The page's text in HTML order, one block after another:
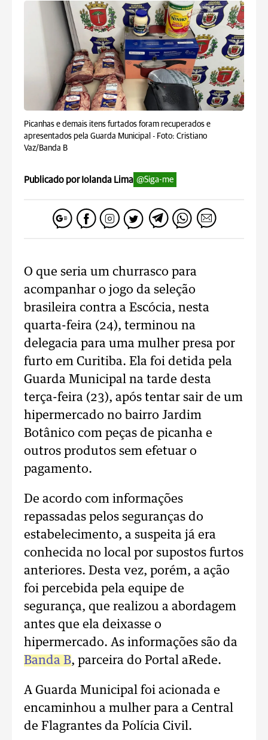
Picanhas e demais itens furtados foram recuperados e
apresentados pela Guarda Municipal - Foto: Cristiano
Vaz/Banda B
Publicado por Iolanda Lima @Siga-me
O que seria um churrasco para
acompanhar o jogo da seleção
brasileira contra a Escócia, nesta
quarta-feira (24), terminou na
delegacia para uma mulher presa por
furto em Curitiba. Ela foi detida pela
Guarda Municipal na tarde desta
terça-feira (23), após tentar sair de um
hipermercado no bairro Jardim
Botânico com peças de picanha e
outros produtos sem efetuar o
pagamento.
De acordo com informações
repassadas pelos seguranças do
estabelecimento, a suspeita já era
conhecida no local por supostos furtos
anteriores. Desta vez, porém, a ação
foi percebida pela equipe de
segurança, que realizou a abordagem
antes que ela deixasse o
hipermercado. As informações são da
Banda B, parceira do Portal aRede.
A Guarda Municipal foi acionada e
encaminhou a mulher para a Central
de Flagrantes da Polícia Civil.